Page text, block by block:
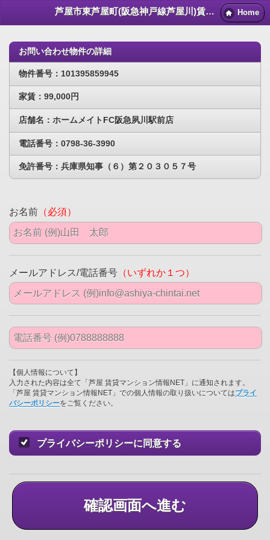
芦屋市東芦屋町(阪急神戸線芦屋川)賃貸物件｜芦屋賃貸マンション情報NET Home
お問い合わせ物件の詳細
物件番号：101395859945
家賃：99,000円
店舗名：ホームメイトFC阪急夙川駅前店
電話番号：0798-36-3990
免許番号：兵庫県知事（６）第２０３０５７号
お名前 （必須）
メールアドレス/電話番号 （いずれか１つ）
【個人情報について】
入力された内容は全て「芦屋 賃貸マンション情報NET」に通知されます。
「芦屋 賃貸マンション情報NET」での個人情報の取り扱いについてはプライ
バシーポリシーをご覧ください。
プライバシーポリシーに同意する
確認画面へ進む